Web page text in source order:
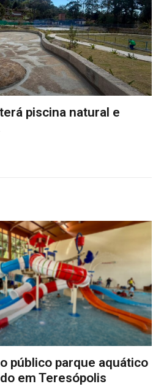
terá piscina natural e
público parque aquático
em Teresópolis